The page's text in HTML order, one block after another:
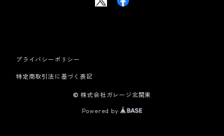
プライバシーポリシー
特定商取引法に基づく表記
© 株式会社ガレージ北関東
Powered by